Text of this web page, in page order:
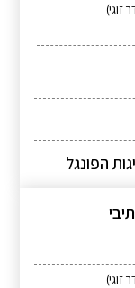
זוגי)
הפונגל
זוגי)